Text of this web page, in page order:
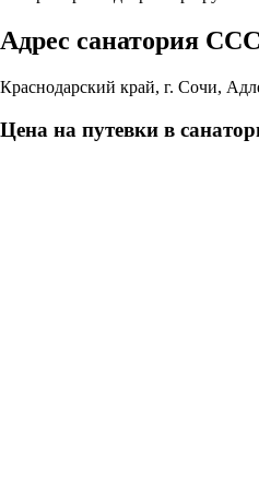
Адрес санатория
Краснодарский край, г. Сочи,
Цена на путевки в